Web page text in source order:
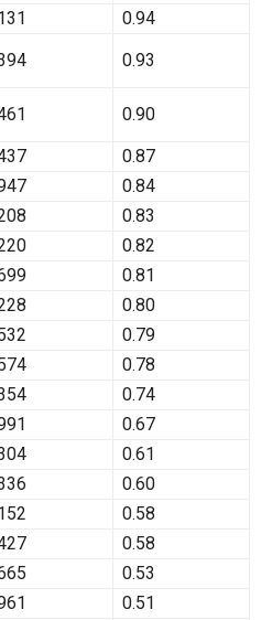
0.94
0.93
0.90
0.87
0.84
0.83
0.82
0.81
0.80
0.79
0.78
0.74
0.67
0.61
0.60
0.58
0.58
0.53
0.51